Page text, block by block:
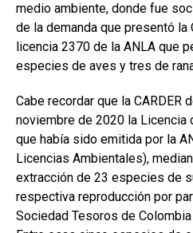
medio ambiente, donde fue
de la demanda que presentó la
licencia 2370 de la ANLA que
especies de aves y tres de
Cabe recordar que la CARDER
noviembre de 2020 la Licencia
que había sido emitida por la
Licencias Ambientales),
extracción de 23 especies de
respectiva reproducción por
Sociedad Tesoros de Colombia